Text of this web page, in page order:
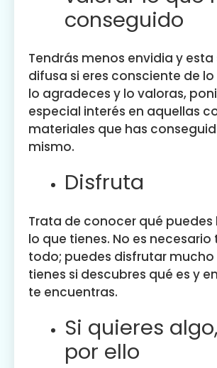
conseguido
Tendrás menos envidia y esta
difusa si eres consciente de
lo agradeces y lo valoras,
especial interés en aquellas
materiales que has
mismo.
Disfruta
Trata de conocer qué puedes
lo que tienes. No es necesario
todo; puedes disfrutar mucho
tienes si descubres qué es y
te encuentras.
Si quieres
por ello